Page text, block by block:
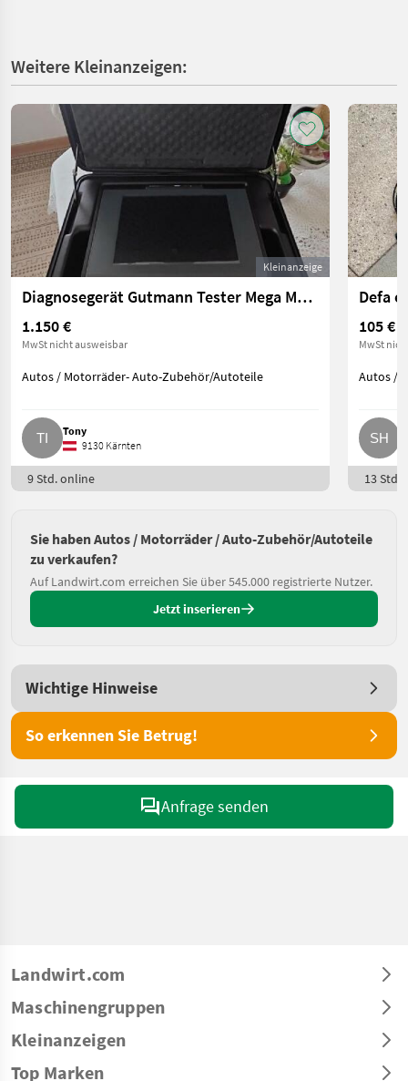
Weitere Kleinanzeigen:
Kleinanzeige
Diagnosegerät Gutmann Tester Mega Macs 66
1.150 €
MwSt nicht ausweisbar
Autos / Motorräder- Auto-Zubehör/Autoteile
Tony
9130 Kärnten
9 Std. online
Defa
105 €
MwSt
Autos /
13 Std.
Sie haben Autos / Motorräder / Auto-Zubehör/Autoteile
zu verkaufen?
Auf Landwirt.com erreichen Sie über 545.000 registrierte Nutzer.
Jetzt inserieren
Wichtige Hinweise
So erkennen Sie Betrug!
Anfrage senden
Landwirt.com
Maschinengruppen
Kleinanzeigen
Top Marken